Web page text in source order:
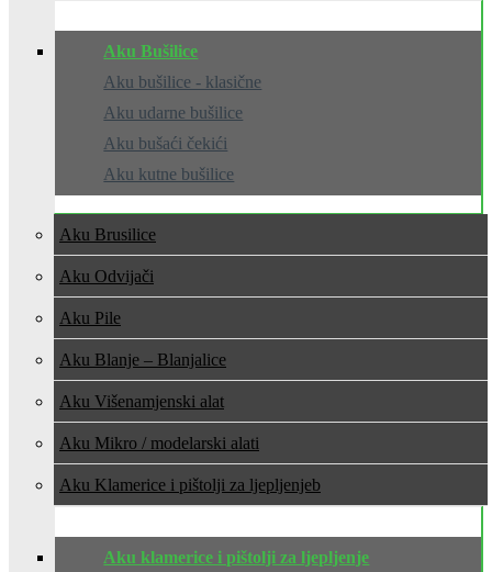
Aku Bušilice
Aku bušilice - klasične
Aku udarne bušilice
Aku bušaći čekići
Aku kutne bušilice
Aku Brusilice
Aku Odvijači
Aku Pile
Aku Blanje – Blanjalice
Aku Višenamjenski alat
Aku Mikro / modelarski alati
Aku Klamerice i pištolji za ljepljenje
Aku klamerice i pištolji za ljepljenje